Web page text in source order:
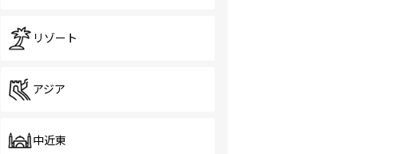
リゾート
アジア
中近東